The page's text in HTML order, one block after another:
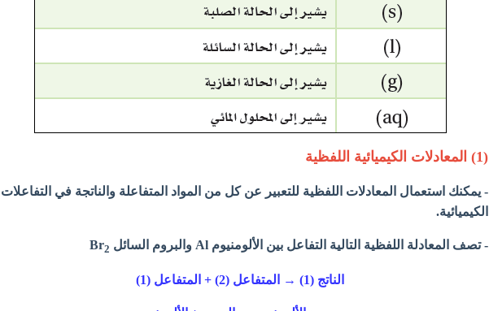
(1) المعادلات الكيميائية اللفظية
- يمكنك استعمال المعادلات اللفظية للتعبير عن كل من المواد المتفاعلة والناتجة في التفاعلات
الكيميائية.
- تصف المعادلة اللفظية التالية التفاعل بين الألومنيوم Al والبروم السائل Br 2
الناتج (1) → المتفاعل (2) + المتفاعل (1)